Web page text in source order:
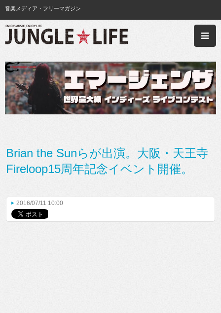
音楽メディア・フリーマガジン
Brian the Sunらが出演。大阪・天王寺
Fireloop15周年記念イベント開催。
2016/07/11 10:00